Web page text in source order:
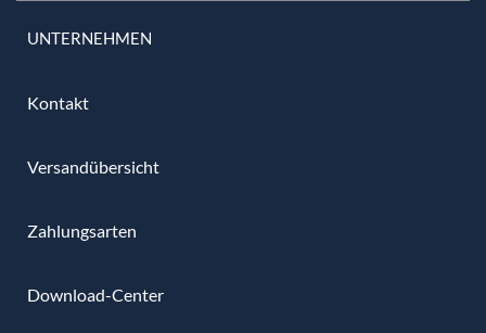
UNTERNEHMEN
Kontakt
Versandübersicht
Zahlungsarten
Download-Center